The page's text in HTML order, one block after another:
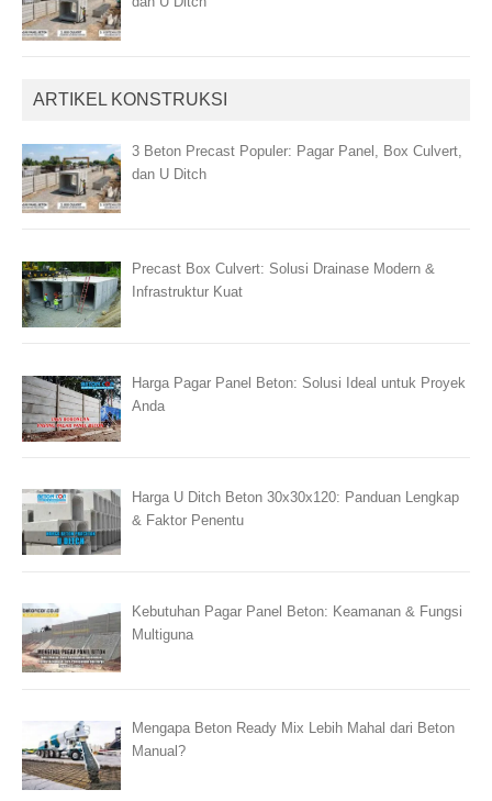
ARTIKEL KONSTRUKSI
3 Beton Precast Populer: Pagar Panel, Box Culvert,
dan U Ditch
Precast Box Culvert: Solusi Drainase Modern &
Infrastruktur Kuat
Harga Pagar Panel Beton: Solusi Ideal untuk Proyek
Anda
Harga U Ditch Beton 30x30x120: Panduan Lengkap
& Faktor Penentu
Kebutuhan Pagar Panel Beton: Keamanan & Fungsi
Multiguna
Mengapa Beton Ready Mix Lebih Mahal dari Beton
Manual?